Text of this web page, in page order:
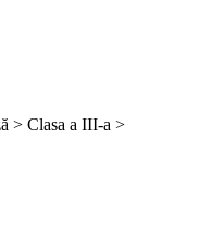
> Clasa a III-a >